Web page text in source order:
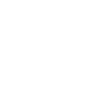
service